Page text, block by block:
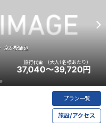
プラン一覧
施設/アクセス
京都駅周辺
旅行代金 （大人1名様あたり）
37,040～39,720 円